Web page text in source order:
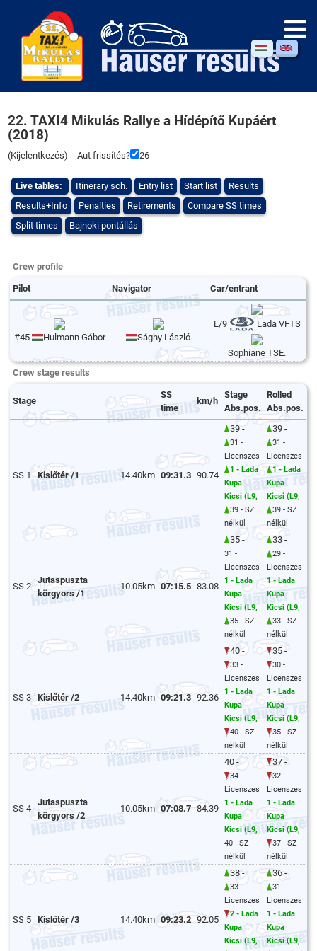
22. TAXI4 Mikulás Rallye a Hídépítő Kupáért
(2018)
(Kijelentkezés) - Aut frissítés? 26
Live tables: Itinerary sch. Entry list Start list
Results
Results+Info
Penalties Retirements
Compare SS times
Split times
Bajnoki pontállás
Crew profile
Pilot Navigator Car/entrant
#45 Hulmann Gábor Sághy László
L/9 Lada VFTS
Sophiane TSE.
Crew stage results
Stage
SS
time
km/h
Stage
Abs.pos.
Rolled
Abs.pos.
SS 1 Kislőtér /1 14.40km 09:31.3 90.74
39 -
31 -
Licenszes
1 - Lada
Kupa
Kicsi (L9,
39 - SZ
nélkül
39 -
31 -
Licenszes
1 - Lada
Kupa
Kicsi (L9,
39 - SZ
nélkül
SS 2
Jutaspuszta
körgyors /1
10.05km 07:15.5 83.08
35 -
31 -
Licenszes
1 - Lada
Kupa
Kicsi (L9,
35 - SZ
nélkül
33 -
29 -
Licenszes
1 - Lada
Kupa
Kicsi (L9,
33 - SZ
nélkül
SS 3 Kislőtér /2 14.40km 09:21.3 92.36
40 -
33 -
Licenszes
1 - Lada
Kupa
Kicsi (L9,
40 - SZ
nélkül
35 -
30 -
Licenszes
1 - Lada
Kupa
Kicsi (L9,
35 - SZ
nélkül
SS 4
Jutaspuszta
körgyors /2
10.05km 07:08.7 84.39
40 -
34 -
Licenszes
1 - Lada
Kupa
Kicsi (L9,
40 - SZ
nélkül
37 -
32 -
Licenszes
1 - Lada
Kupa
Kicsi (L9,
37 - SZ
nélkül
SS 5 Kislőtér /3 14.40km 09:23.2 92.05
38 -
33 -
Licenszes
2 - Lada
Kupa
Kicsi (L9,
36 -
31 -
Licenszes
1 - Lada
Kupa
Kicsi (L9,